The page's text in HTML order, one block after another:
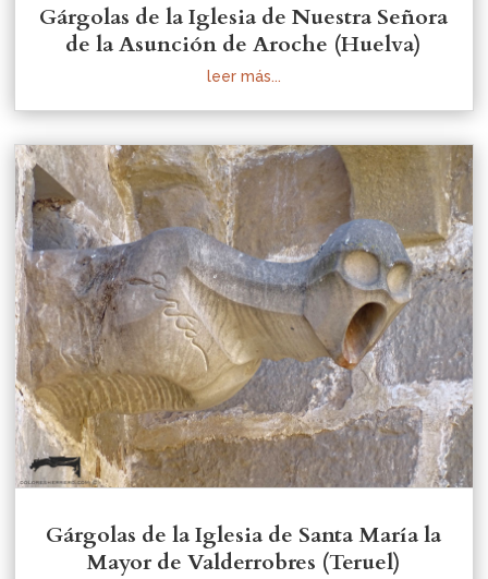
Gárgolas de la Iglesia de Nuestra Señora
de la Asunción de Aroche (Huelva)
leer más...
Gárgolas de la Iglesia de Santa María la
Mayor de Valderrobres (Teruel)